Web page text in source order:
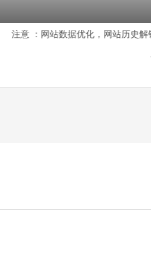
注意 ：网站数据优化，网站历史解